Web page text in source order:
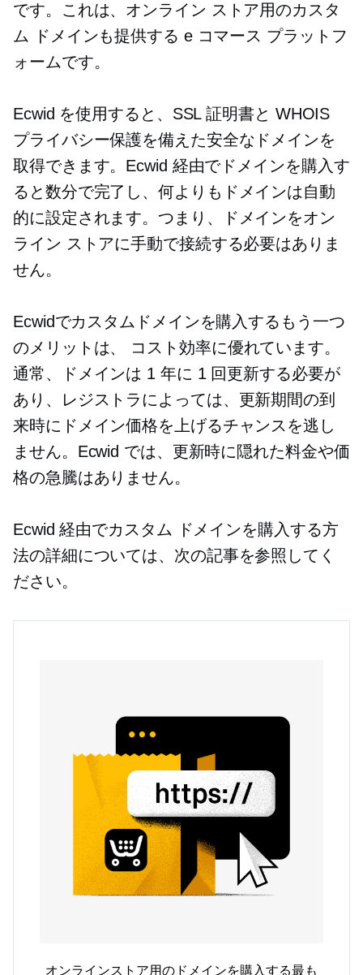
です。これは、オンライン ストア用のカスタ
ム ドメインも提供する e コマース プラットフ
ォームです。
Ecwid を使用すると、SSL 証明書と WHOIS
プライバシー保護を備えた安全なドメインを
取得できます。Ecwid 経由でドメインを購入す
ると数分で完了し、何よりもドメインは自動
的に設定されます。つまり、ドメインをオン
ライン ストアに手動で接続する必要はありま
せん。
Ecwidでカスタムドメインを購入するもう一つ
のメリットは、
コスト効率に優れています。
通常、ドメインは 1 年に 1 回更新する必要が
あり、レジストラによっては、更新期間の到
来時にドメイン価格を上げるチャンスを逃し
ません。Ecwid では、更新時に隠れた料金や価
格の急騰はありません。
Ecwid 経由でカスタム ドメインを購入する方
法の詳細については、次の記事を参照してく
ださい。
オンラインストア用のドメインを購入する最も